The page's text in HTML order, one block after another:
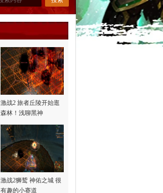
激战2 旅者丘陵开始逛
森林！浅聊黑神
话“悟…
激战2狮鹫 神佑之城 很
有趣的小赛道